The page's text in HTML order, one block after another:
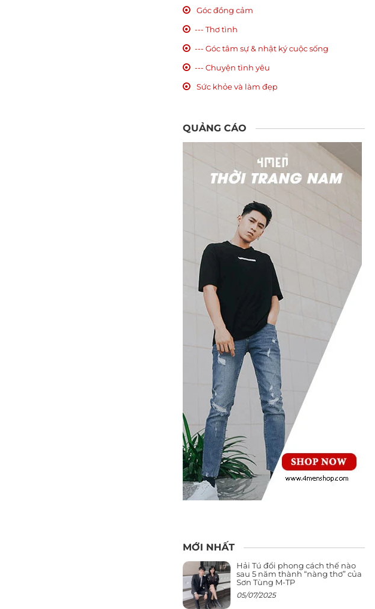
Góc đồng cảm
--- Thơ tình
--- Góc tâm sự & nhật ký cuộc sống
--- Chuyện tình yêu
Sức khỏe và làm đẹp
QUẢNG CÁO
MỚI NHẤT
Hải Tú đổi phong cách thế nào
sau 5 năm thành “nàng thơ” của
Sơn Tùng M-TP
05/07/2025